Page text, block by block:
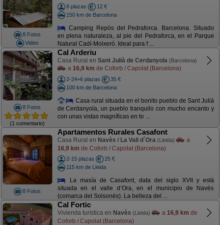
8 Fotos
Video
8 plazas
12 €
150 km de Barcelona
Camping Repòs del Pedraforca. Barcelona. Situado
en plena naturaleza, al pie del Pedraforca, en el Parque
Natural Cadí-Moixeró. Ideal para f ...
8 Fotos
(1 comentario)
Cal Arderiu
Casa Rural en Sant Julià de Cerdanyola (Barcelona)
a 16,9 km de Coforb / Capolat (Barcelona)
2-24+6 plazas
35 €
100 km de Barcelona
Casa rural situada en el bonito pueblo de Sant Julià
de Cerdanyola, un pueblo tranquilo con mucho encanto y
con unas vistas magníficas en to ...
8 Fotos
Apartamentos Rurales Casafont
Casa Rural en Navès / La Vall d´Ora (Lleida)
a
16,9 km de Coforb / Capolat (Barcelona)
2-15 plazas
25 €
115 km de Lleida
La masía de Casafont, data del siglo XVII y está
situada en el valle d’Ora, en el municipio de Navès
(comarca del Solsonès). La belleza del ...
Cal Fortic
Vivienda turística en Navès (Lleida) a 16,9 km de
Coforb / Capolat (Barcelona)